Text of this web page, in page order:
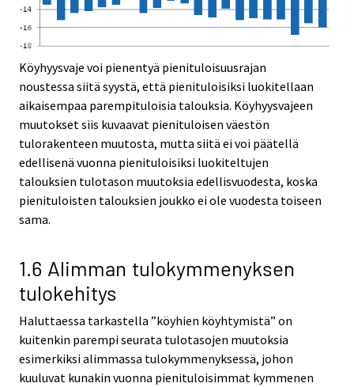
Köyhyysvaje voi pienentyä pienituloisuusrajan
noustessa siitä syystä, että pienituloisiksi luokitellaan
aikaisempaa parempituloisia talouksia. Köyhyysvajeen
muutokset siis kuvaavat pienituloisen väestön
tulorakenteen muutosta, mutta siitä ei voi päätellä
edellisenä vuonna pienituloisiksi luokiteltujen
talouksien tulotason muutoksia edellisvuodesta, koska
pienituloisten talouksien joukko ei ole vuodesta toiseen
sama.
1.6 Alimman tulokymmenyksen
tulokehitys
Haluttaessa tarkastella ”köyhien köyhtymistä” on
kuitenkin parempi seurata tulotasojen muutoksia
esimerkiksi alimmassa tulokymmenyksessä, johon
kuuluvat kunakin vuonna pienituloisimmat kymmenen